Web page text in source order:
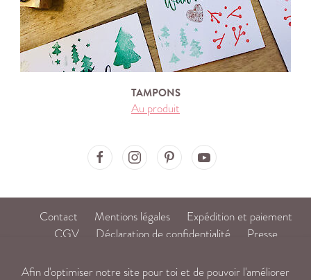
TAMPONS
Au produit
Ma'Loulou on FacebookMa'Loulou on InstagramMa'Loulou on PinterestMa'Loulou on Youtube
Contact Mentions légales
Expédition et paiement
CGV
Déclaration de confidentialité
Presse
/ FR
Afin d'optimiser notre site pour toi et de pouvoir l'améliorer